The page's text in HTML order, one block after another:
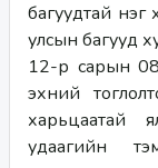
багуудтай нэг
улсын багууд
12-р сарын
эхний
харьцаатай
удаагийн